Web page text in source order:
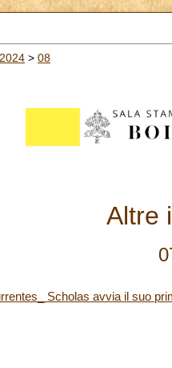
2024 > 08
Altre
Scholas avvia il suo